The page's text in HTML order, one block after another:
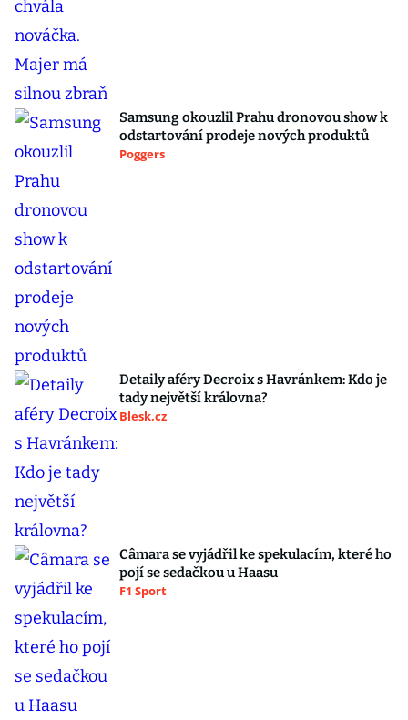
Samsung okouzlil Prahu dronovou show k
odstartování prodeje nových produktů
Poggers
Detaily aféry Decroix s Havránkem: Kdo je
tady největší královna?
Blesk.cz
Câmara se vyjádřil ke spekulacím, které ho
pojí se sedačkou u Haasu
F1 Sport